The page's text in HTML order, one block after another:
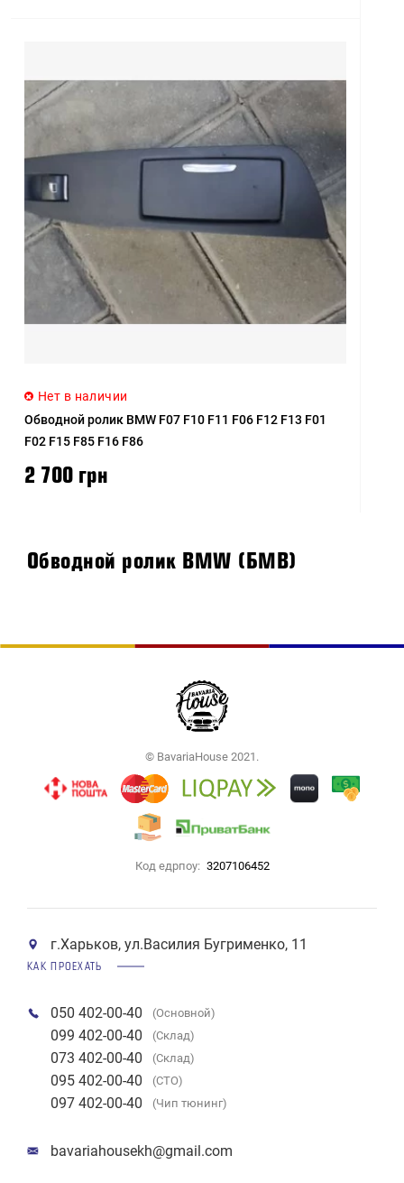
Нет в наличии
Обводной ролик BMW F07 F10 F11 F06 F12 F13 F01
F02 F15 F85 F16 F86
2 700 грн
Обводной ролик BMW (БМВ)
© BavariaHouse 2021.
Код едрпоу: 3207106452
г.Харьков, ул.Василия Бугрименко, 11
КАК ПРОЕХАТЬ
050 402-00-40 (Основной)
099 402-00-40 (Склад)
073 402-00-40 (Склад)
095 402-00-40 (СТО)
097 402-00-40 (Чип тюнинг)
bavariahousekh@gmail.com